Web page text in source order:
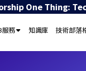
One Thing:
服務 知識庫 技術部落